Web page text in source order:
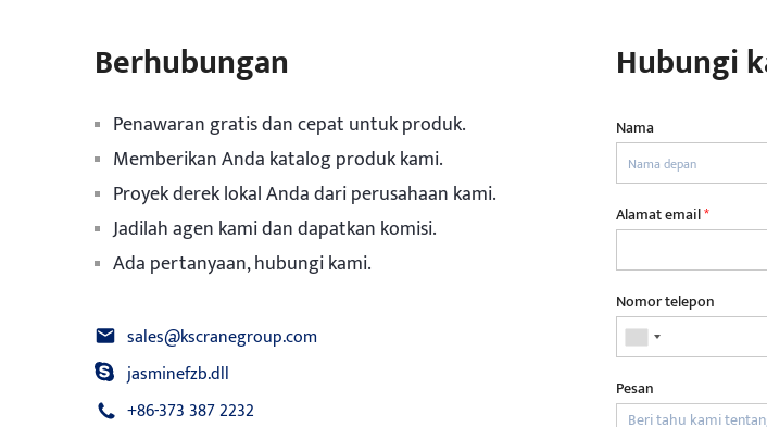
Berhubungan
Penawaran gratis dan cepat untuk produk.
Memberikan Anda katalog produk kami.
Proyek derek lokal Anda dari perusahaan kami.
Jadilah agen kami dan dapatkan komisi.
Ada pertanyaan, hubungi kami.
sales@kscranegroup.com
jasminefzb.dll
+86-373 387 2232
Hubungi
Nama
Alamat email*
Nomor telepon
Pesan